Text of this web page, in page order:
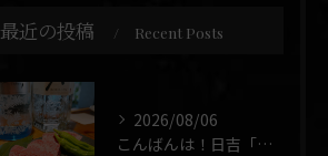
最近の投稿 Recent Posts
2026/08/06
こんばんは！日吉「焼肉 煉」です🥩